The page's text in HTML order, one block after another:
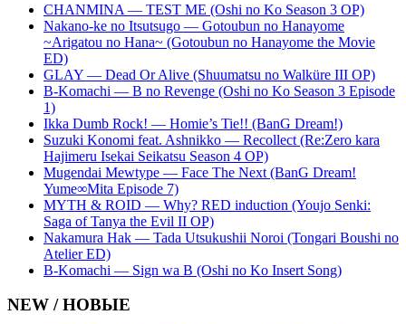
CHANMINA — TEST ME (Oshi no Ko Season 3 OP)
Nakano-ke no Itsutsugo — Gotoubun no Hanayome
~Arigatou no Hana~ (Gotoubun no Hanayome the Movie
ED)
GLAY — Dead Or Alive (Shuumatsu no Walküre III OP)
B-Komachi — B no Revenge (Oshi no Ko Season 3 Episode
1)
Ikka Dumb Rock! — Homie’s Tie!! (BanG Dream!)
Suzuki Konomi feat. Ashnikko — Recollect (Re:Zero kara
Hajimeru Isekai Seikatsu Season 4 OP)
Mugendai Mewtype — Face The Next (BanG Dream!
Yume∞Mita Episode 7)
MYTH & ROID — Why? RED induction (Youjo Senki:
Saga of Tanya the Evil II OP)
Nakamura Hak — Tada Utsukushii Noroi (Tongari Boushi no
Atelier ED)
B-Komachi — Sign wa B (Oshi no Ko Insert Song)
NEW / НОВЫЕ